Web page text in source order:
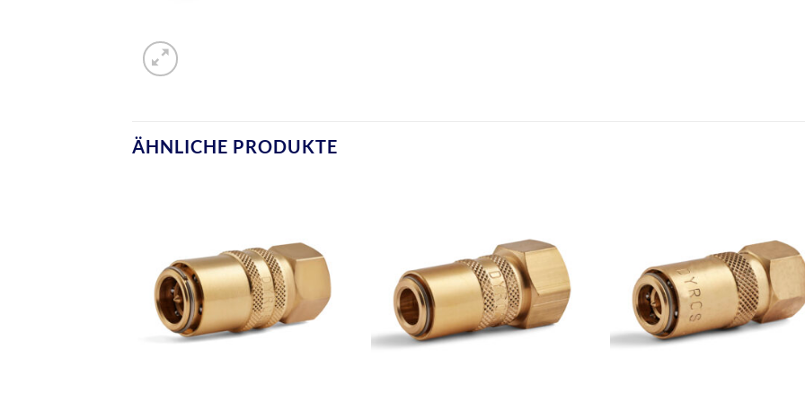
ÄHNLICHE PRODUKTE